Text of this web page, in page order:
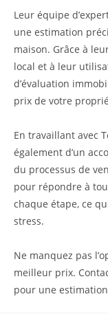
Leur équipe
une estimation
maison. Grâce à
local et à leur
d’évaluation
prix de votre
En travaillant avec
également d’un
du processus de
pour répondre à
chaque étape, ce
stress.
Ne manquez pas
meilleur prix.
pour une